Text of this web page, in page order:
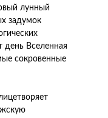
лунный
задумок
день Вселенная
сокровенные